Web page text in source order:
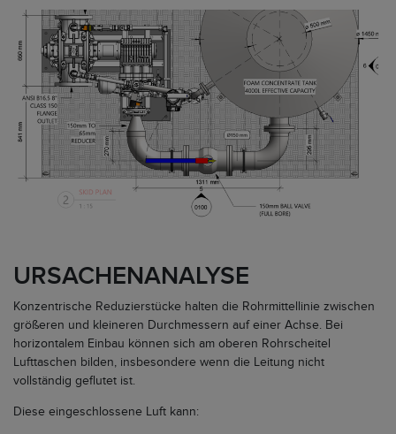
URSACHENANALYSE
Konzentrische Reduzierstücke halten die Rohrmittellinie zwischen
größeren und kleineren Durchmessern auf einer Achse. Bei
horizontalem Einbau können sich am oberen Rohrscheitel
Lufttaschen bilden, insbesondere wenn die Leitung nicht
vollständig geflutet ist.
Diese eingeschlossene Luft kann: